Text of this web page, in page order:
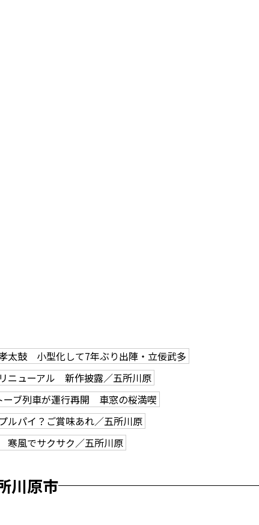
太鼓 小型化して7年ぶり出陣・立佞武多
ニューアル 新作披露／五所川原
ーブ列車が運行再開 車窓の桜満喫
ルパイ？ご賞味あれ／五所川原
風でサクサク／五所川原
川原市